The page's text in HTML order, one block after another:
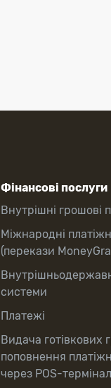
Фінансові послуги
Внутрішні грошові
Міжнародні
(перекази
системи
Платежі
Видача готівкових
поповнення
через POS-